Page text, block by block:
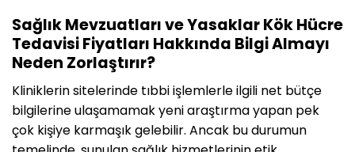
Sağlık Mevzuatları ve Yasaklar Kök Hücre
Tedavisi Fiyatları Hakkında Bilgi Almayı
Neden Zorlaştırır?
Kliniklerin sitelerinde tıbbi işlemlerle ilgili net bütçe
bilgilerine ulaşamamak yeni araştırma yapan pek
çok kişiye karmaşık gelebilir. Ancak bu durumun